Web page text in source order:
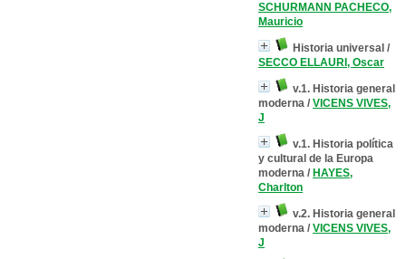
SCHURMANN PACHECO,
Mauricio
Historia universal /
SECCO ELLAURI, Oscar
v.1. Historia general
moderna / VICENS VIVES,
J
v.1. Historia política
y cultural de la Europa
moderna / HAYES,
Charlton
v.2. Historia general
moderna / VICENS VIVES,
J